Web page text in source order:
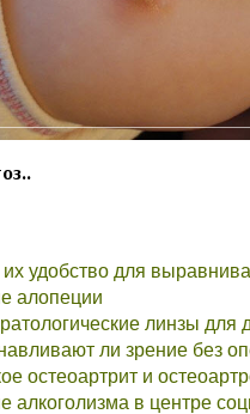
удобство для
алопеции
линзы для
ли зрение без
остеоартрит и
алкоголизма в центре